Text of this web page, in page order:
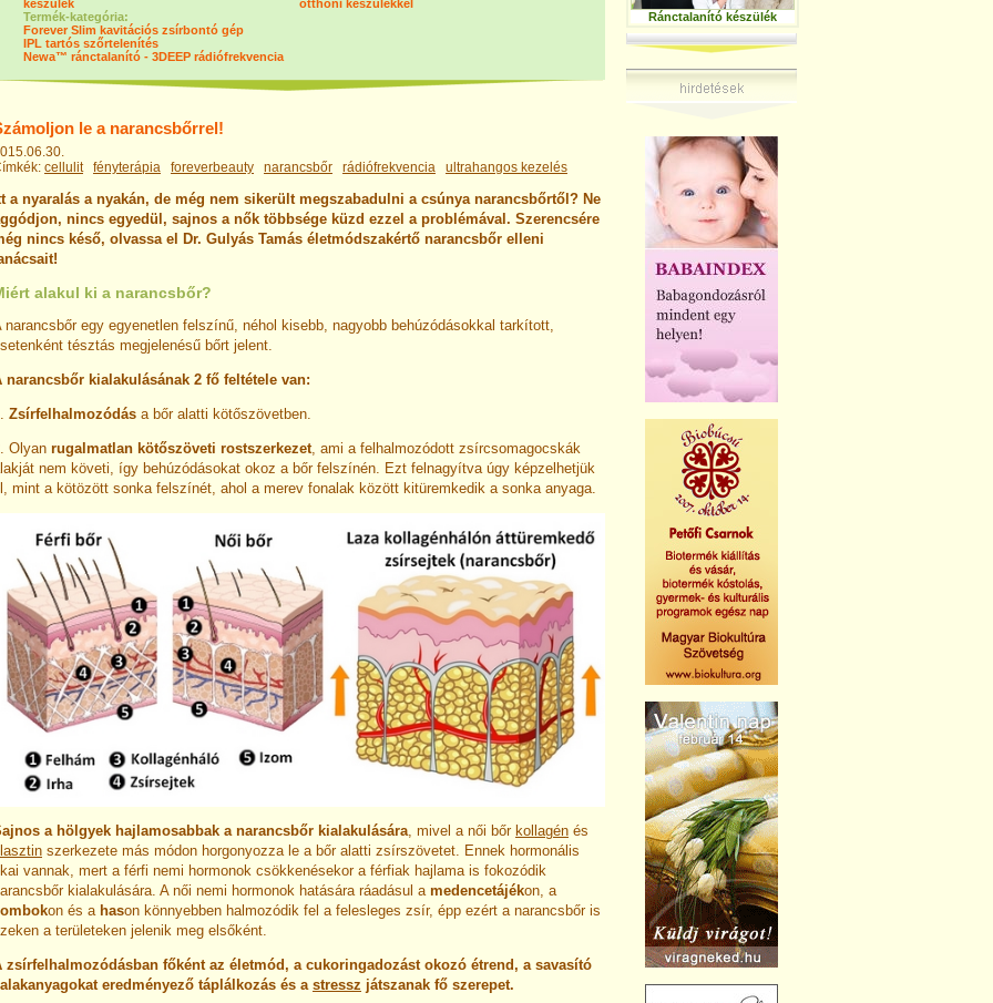
készülék
otthoni készülékkel
Termék-kategória:
Forever Slim kavitációs zsírbontó gép
IPL tartós szőrtelenítés
Newa™ ránctalanító - 3DEEP rádiófrekvencia
le a narancsbőrrel!
cellulit fényterápia foreverbeauty narancsbőr rádiófrekvencia ultrahangos kezelés
a nyaralás a nyakán, de még nem sikerült megszabadulni a csúnya narancsbőrtől? Ne
nincs egyedül, sajnos a nők többsége küzd ezzel a problémával. Szerencsére
nincs késő, olvassa el Dr. Gulyás Tamás életmódszakértő narancsbőr elleni
alakul ki a narancsbőr?
narancsbőr egy egyenetlen felszínű, néhol kisebb, nagyobb behúzódásokkal tarkított,
tésztás megjelenésű bőrt jelent.
narancsbőr kialakulásának 2 fő feltétele van:
Zsírfelhalmozódás a bőr alatti kötőszövetben.
Olyan rugalmatlan kötőszöveti rostszerkezet, ami a felhalmozódott zsírcsomagocskák
nem követi, így behúzódásokat okoz a bőr felszínén. Ezt felnagyítva úgy képzelhetjük
mint a kötözött sonka felszínét, ahol a merev fonalak között kitüremkedik a sonka anyaga.
a hölgyek hajlamosabbak a narancsbőr kialakulására, mivel a női bőr kollagén és
szerkezete más módon horgonyozza le a bőr alatti zsírszövetet. Ennek hormonális
vannak, mert a férfi nemi hormonok csökkenésekor a férfiak hajlama is fokozódik
kialakulására. A női nemi hormonok hatására ráadásul a medencetájékon, a
on és a hason könnyebben halmozódik fel a felesleges zsír, épp ezért a narancsbőr is
a területeken jelenik meg elsőként.
zsírfelhalmozódásban főként az életmód, a cukoringadozást okozó étrend, a savasító
eredményező táplálkozás és a stressz játszanak fő szerepet.
Ránctalanító készülék